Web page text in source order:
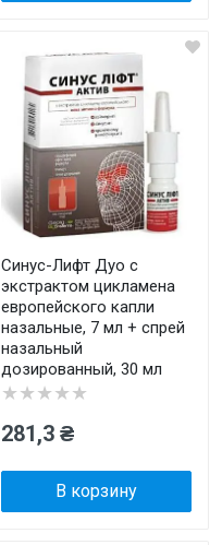
Синус-Лифт Дуо с
экстрактом цикламена
европейского капли
назальные, 7 мл + спрей
назальный
дозированный, 30 мл
★★★★★
281,3 ₴
В корзину